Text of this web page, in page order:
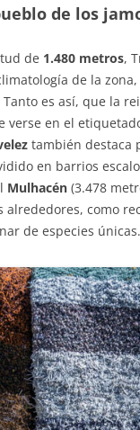
de los
de 1.480 metros,
de la
es así, que la
verse en el
también destaca
en barrios
Mulhacén (3.478
alrededores, como
de especies únicas.